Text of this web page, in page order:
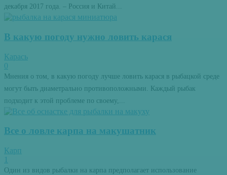
декабря 2017 года. – Россия и Китай...
В какую погоду нужно ловить карася
Карась
0
Мнения о том, в какую погоду лучше ловить карася в рыбацкой среде
могут быть диаметрально противоположными. Каждый рыбак
подходит к этой проблеме по своему,...
Все о ловле карпа на макушатник
Карп
1
Один из видов рыбалки на карпа предполагает использование